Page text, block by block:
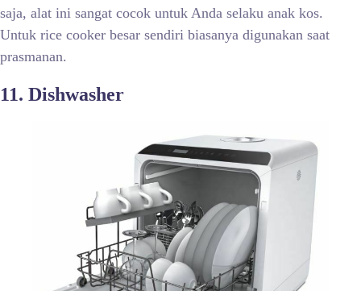
saja, alat ini sangat cocok untuk Anda selaku anak kos.
Untuk rice cooker besar sendiri biasanya digunakan saat
prasmanan.
11. Dishwasher